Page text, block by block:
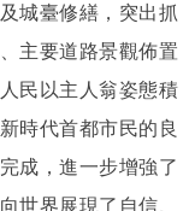
城臺修繕，突出抓
主要道路景觀佈置
民以主人翁姿態積
時代首都市民的良
成，進一步增強了
世界展現了自信、